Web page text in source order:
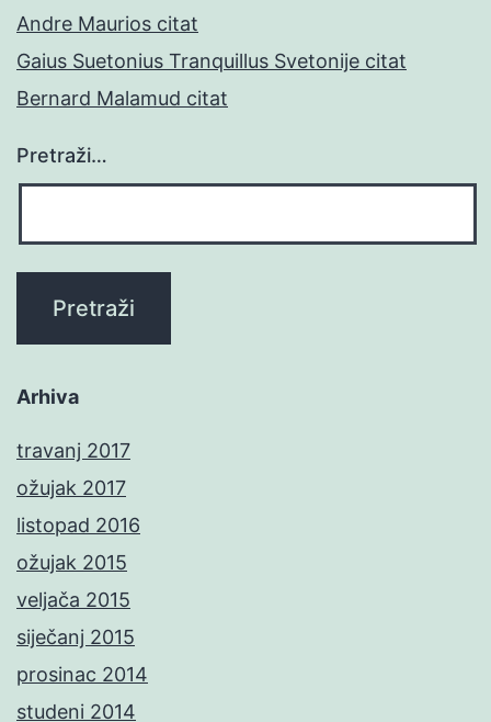
Andre Maurios citat
Gaius Suetonius Tranquillus Svetonije citat
Bernard Malamud citat
Pretraži…
Arhiva
travanj 2017
ožujak 2017
listopad 2016
ožujak 2015
veljača 2015
siječanj 2015
prosinac 2014
studeni 2014